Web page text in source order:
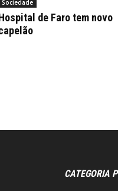
Sociedade
de Faro tem novo
CATEGORIA